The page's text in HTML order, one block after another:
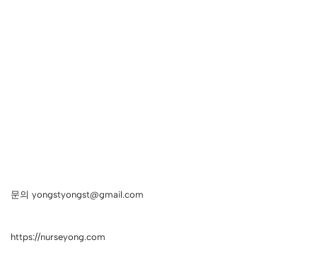
문의 yongstyongst@gmail.com
https://nurseyong.com